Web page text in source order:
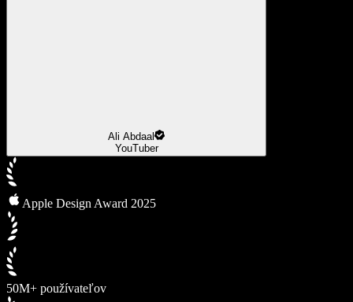
Ali Abdaal
YouTuber
Apple Design Award 2025
50M+ používateľov